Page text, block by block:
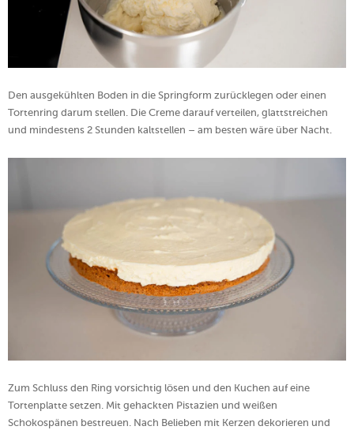
Den ausgekühlten Boden in die Springform zurücklegen oder einen
Tortenring darum stellen. Die Creme darauf verteilen, glattstreichen
und mindestens 2 Stunden kaltstellen – am besten wäre über Nacht.
Zum Schluss den Ring vorsichtig lösen und den Kuchen auf eine
Tortenplatte setzen. Mit gehackten Pistazien und weißen
Schokospänen bestreuen. Nach Belieben mit Kerzen dekorieren und